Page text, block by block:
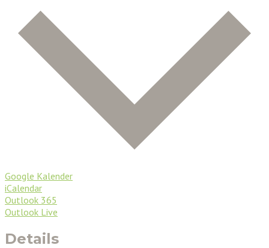
Google Kalender
iCalendar
Outlook 365
Outlook Live
Details